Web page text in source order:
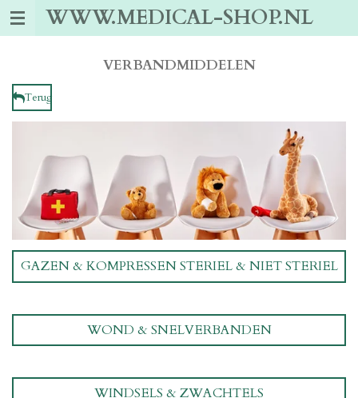
Ga
WWW.MEDICAL-SHOP.NL
VERBANDMIDDELEN
Terug
GAZEN & KOMPRESSEN STERIEL & NIET STERIEL
WOND & SNELVERBANDEN
WINDSELS & ZWACHTELS